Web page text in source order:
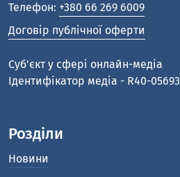
Телефон: +380 66 269 6009
Договір публічної оферти
Cуб'єкт у сфері онлайн-медіа
Ідентифікатор медіа - R40-05693
Розділи
Новини